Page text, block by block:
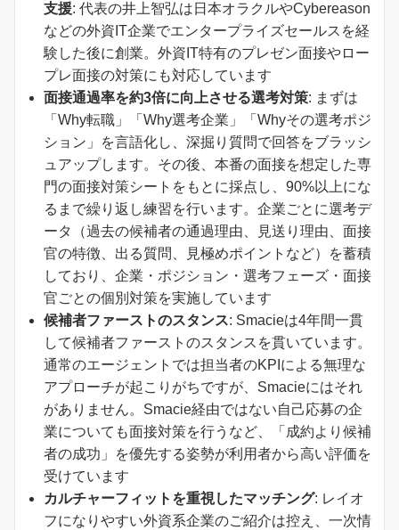
支援: 代表の井上智弘は日本オラクルやCybereason
などの外資IT企業でエンタープライズセールスを経
験した後に創業。外資IT特有のプレゼン面接やロー
プレ面接の対策にも対応しています
面接通過率を約3倍に向上させる選考対策: まずは
「Why転職」「Why選考企業」「Whyその選考ポジ
ション」を言語化し、深掘り質問で回答をブラッシ
ュアップします。その後、本番の面接を想定した専
門の面接対策シートをもとに採点し、90%以上にな
るまで繰り返し練習を行います。企業ごとに選考デ
ータ（過去の候補者の通過理由、見送り理由、面接
官の特徴、出る質問、見極めポイントなど）を蓄積
しており、企業・ポジション・選考フェーズ・面接
官ごとの個別対策を実施しています
候補者ファーストのスタンス: Smacieは4年間一貫
して候補者ファーストのスタンスを貫いています。
通常のエージェントでは担当者のKPIによる無理な
アプローチが起こりがちですが、Smacieにはそれ
がありません。Smacie経由ではない自己応募の企
業についても面接対策を行うなど、「成約より候補
者の成功」を優先する姿勢が利用者から高い評価を
受けています
カルチャーフィットを重視したマッチング: レイオ
フになりやすい外資系企業のご紹介は控え、一次情